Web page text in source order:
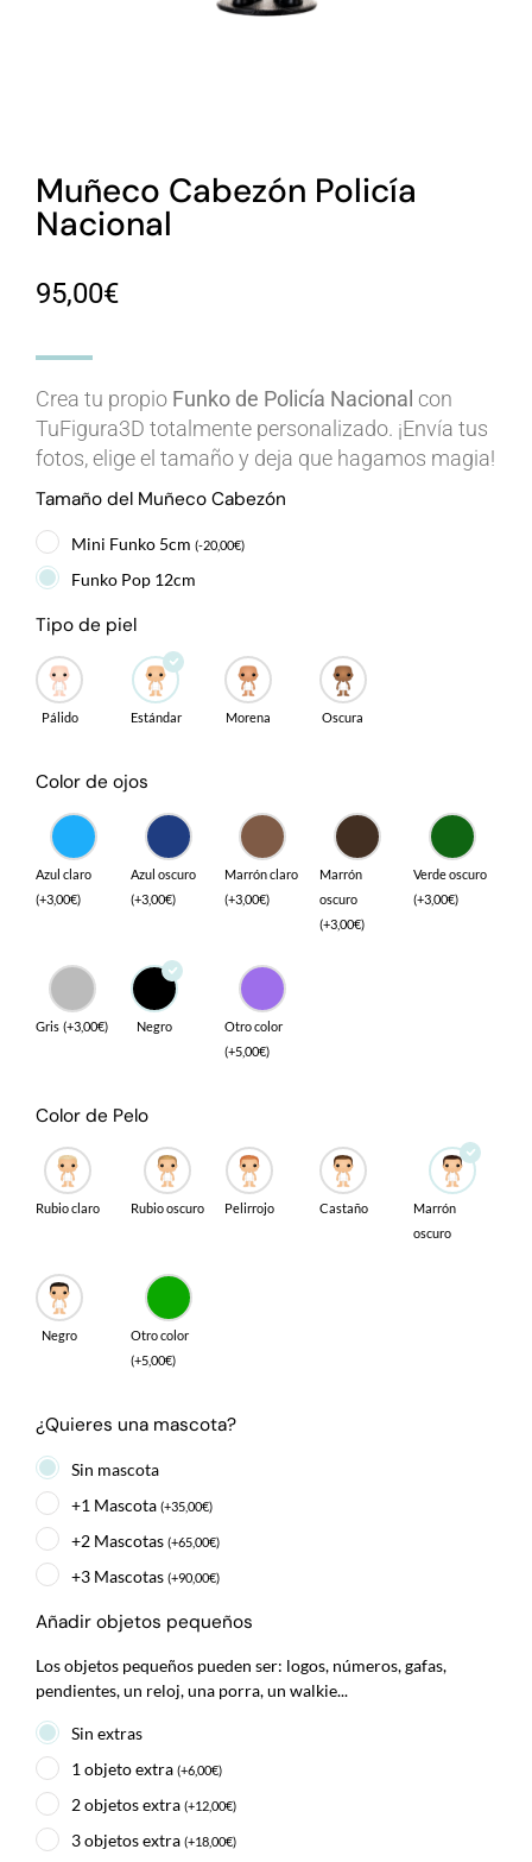
Muñeco Cabezón Policía
Nacional
95,00€
Crea tu propio Funko de Policía Nacional con
TuFigura3D totalmente personalizado. ¡Envía tus
fotos, elige el tamaño y deja que hagamos magia!
Tamaño del Muñeco Cabezón
Mini Funko 5cm (-20,00€)
Funko Pop 12cm
Tipo de piel
Pálido Estándar Morena Oscura
Color de ojos
Azul claro
(+3,00€)
Azul oscuro
(+3,00€)
Marrón claro
(+3,00€)
Marrón
oscuro
(+3,00€)
Verde oscuro
(+3,00€)
Gris (+3,00€) Negro
Otro color
(+5,00€)
Color de Pelo
Rubio claro Rubio oscuro Pelirrojo Castaño
Marrón
oscuro
Negro
Otro color
(+5,00€)
¿Quieres una mascota?
Sin mascota
+1 Mascota (+35,00€)
+2 Mascotas (+65,00€)
+3 Mascotas (+90,00€)
Añadir objetos pequeños
Los objetos pequeños pueden ser: logos, números, gafas,
pendientes, un reloj, una porra, un walkie...
Sin extras
1 objeto extra (+6,00€)
2 objetos extra (+12,00€)
3 objetos extra (+18,00€)